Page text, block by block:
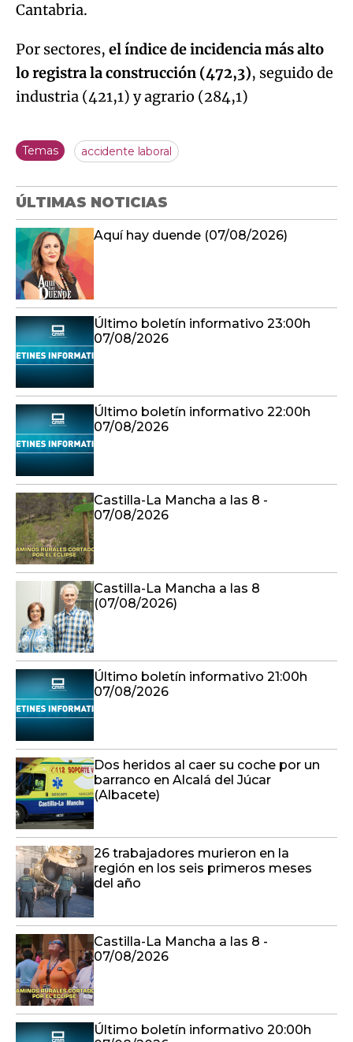
Cantabria.
Por sectores, el índice de incidencia más alto
lo registra la construcción (472,3), seguido de
industria (421,1) y agrario (284,1)
Temas accidente laboral
ÚLTIMAS NOTICIAS
Aquí hay duende (07/08/2026)
Último boletín informativo 23:00h
07/08/2026
Último boletín informativo 22:00h
07/08/2026
Castilla-La Mancha a las 8 -
07/08/2026
Castilla-La Mancha a las 8
(07/08/2026)
Último boletín informativo 21:00h
07/08/2026
Dos heridos al caer su coche por un
barranco en Alcalá del Júcar
(Albacete)
26 trabajadores murieron en la
región en los seis primeros meses
del año
Castilla-La Mancha a las 8 -
07/08/2026
Último boletín informativo 20:00h